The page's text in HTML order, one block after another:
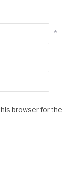
*
browser for the